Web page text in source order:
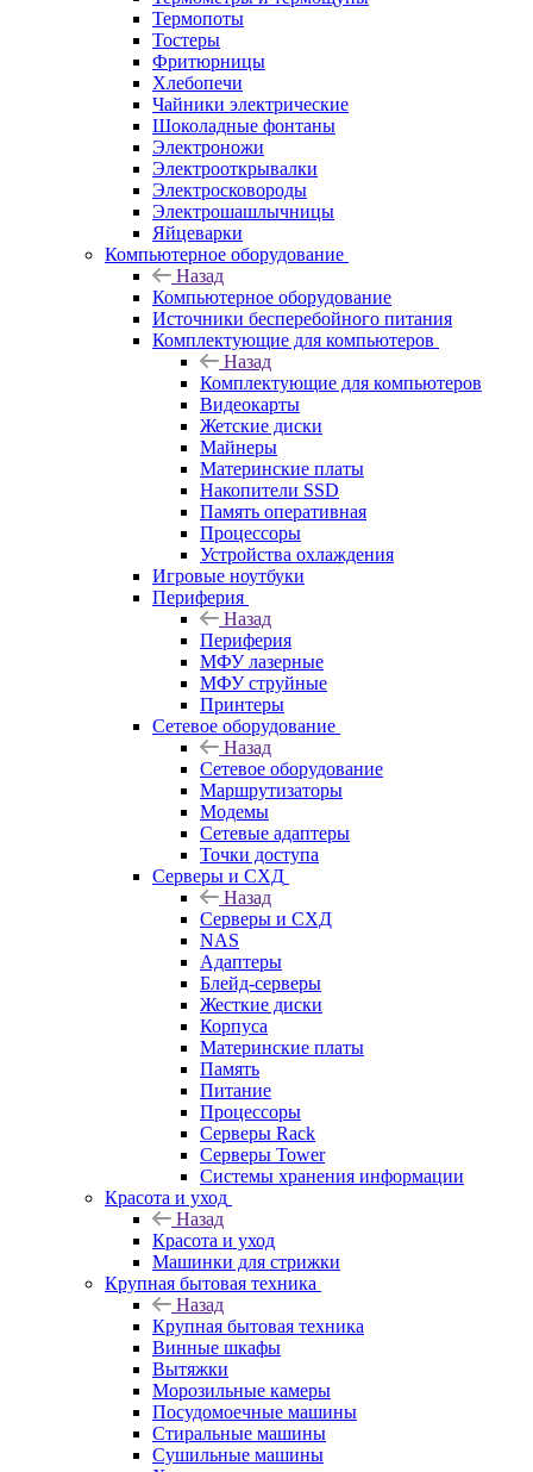
Термопоты
Тостеры
Фритюрницы
Хлебопечи
Чайники электрические
Шоколадные фонтаны
Электроножи
Электрооткрывалки
Электросковороды
Электрошашлычницы
Яйцеварки
Компьютерное оборудование
Назад
Компьютерное оборудование
Источники бесперебойного питания
Комплектующие для компьютеров
Назад
Комплектующие для компьютеров
Видеокарты
Жетские диски
Майнеры
Материнские платы
Накопители SSD
Память оперативная
Процессоры
Устройства охлаждения
Игровые ноутбуки
Периферия
Назад
Периферия
МФУ лазерные
МФУ струйные
Принтеры
Сетевое оборудование
Назад
Сетевое оборудование
Маршрутизаторы
Модемы
Сетевые адаптеры
Точки доступа
Серверы и СХД
Назад
Серверы и СХД
NAS
Адаптеры
Блейд-серверы
Жесткие диски
Корпуса
Материнские платы
Память
Питание
Процессоры
Серверы Rack
Серверы Tower
Системы хранения информации
Красота и уход
Назад
Красота и уход
Машинки для стрижки
Крупная бытовая техника
Назад
Крупная бытовая техника
Винные шкафы
Вытяжки
Морозильные камеры
Посудомоечные машины
Стиральные машины
Сушильные машины